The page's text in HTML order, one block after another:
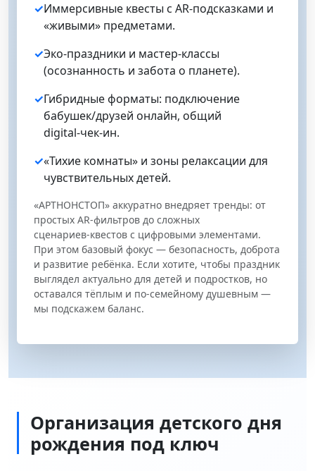
✓Иммерсивные квесты с AR‑подсказками и
«живыми» предметами.
✓Эко‑праздники и мастер‑классы
(осознанность и забота о планете).
✓Гибридные форматы: подключение
бабушек/друзей онлайн, общий
digital‑чек‑ин.
✓«Тихие комнаты» и зоны релаксации для
чувствительных детей.
«АРТНОНСТОП» аккуратно внедряет тренды: от
простых AR‑фильтров до сложных
сценариев‑квестов с цифровыми элементами.
При этом базовый фокус — безопасность, доброта
и развитие ребёнка. Если хотите, чтобы праздник
выглядел актуально для детей и подростков, но
оставался тёплым и по‑семейному душевным —
мы подскажем баланс.
Организация детского дня
рождения под ключ